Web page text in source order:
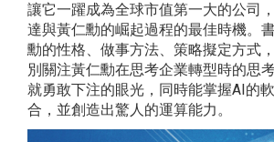
讓它一躍成為全球市值第一大的公司
達與黃仁勳的崛起過程的最佳時機。
勳的性格、做事方法、策略擬定方式
別關注黃仁勳在思考企業轉型時的思
就勇敢下注的眼光，同時能掌握AI的
合，並創造出驚人的運算能力。